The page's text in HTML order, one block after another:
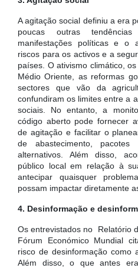
A agitação social definiu a era
poucas outras
manifestações políticas e o
riscos para os activos e a
países. O ativismo climático,
Médio Oriente, as reformas
sectores que vão da
confundiram os limites entre a
sociais. No entanto, a
código aberto pode fornecer
de agitação e facilitar o
de abastecimento,
alternativos. Além disso,
público local em relação à
antecipar quaisquer
possam impactar diretamente
4. Desinformação e
Os entrevistados no Relatório
Fórum Económico Mundial
risco de desinformação como
Além disso, o que antes